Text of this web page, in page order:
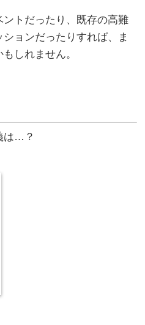
トだったり、既存の高難
ョンだったりすれば、ま
しれません。
は…？